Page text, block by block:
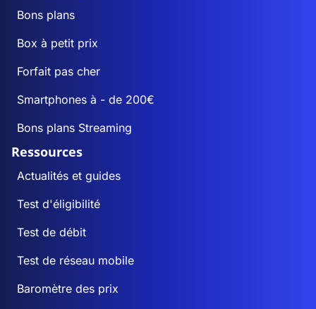
Bons plans
Box à petit prix
Forfait pas cher
Smartphones à - de 200€
Bons plans Streaming
Ressources
Actualités et guides
Test d'éligibilité
Test de débit
Test de réseau mobile
Baromètre des prix